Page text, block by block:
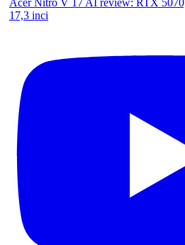
Acer Nitro V 17 AI review: RTX
17,3 inci